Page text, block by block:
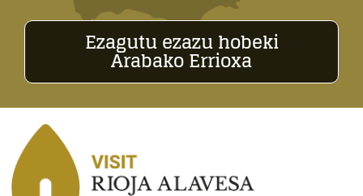
Ezagutu ezazu hobeki
Arabako Errioxa